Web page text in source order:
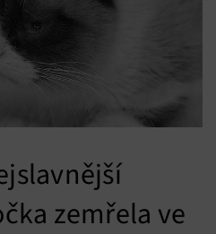
zemřela ve